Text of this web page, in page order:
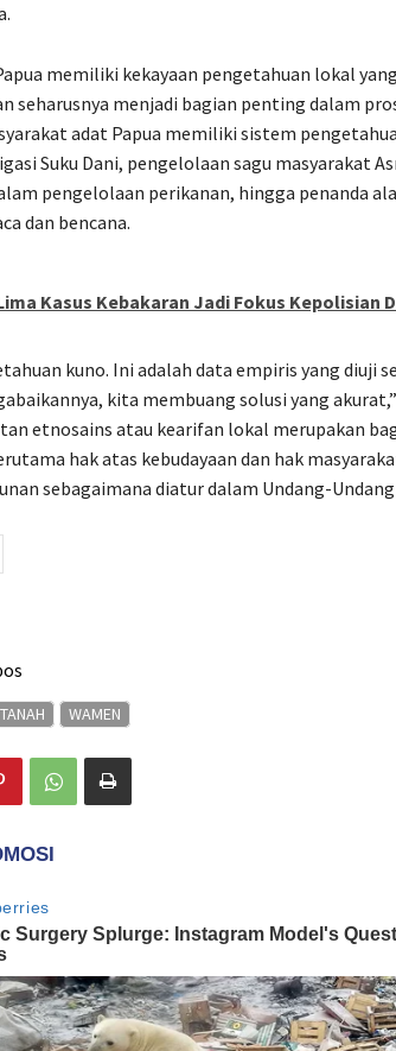
memiliki kekayaan pengetahuan lokal
seharusnya menjadi bagian penting dalam
adat Papua memiliki sistem
Suku Dani, pengelolaan sagu masyarakat
pengelolaan perikanan, hingga penanda
dan bencana.
Kasus Kebakaran Jadi Fokus Kepolisian
kuno. Ini adalah data empiris yang diuji
kita membuang solusi yang
etnosains atau kearifan lokal merupakan
hak atas kebudayaan dan hak
sebagaimana diatur dalam Undang-Undang
TANAH WAMEN